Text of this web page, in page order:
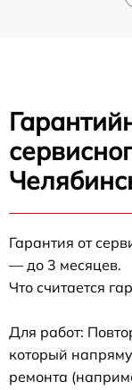
Гарантия от
— до 3 месяцев.
Что считается
Для работ:
который
ремонта